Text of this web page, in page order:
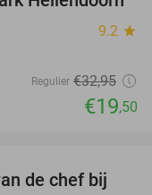
41%
9.2 star
Regulier €32,95
€19,50
39%
de chef bij